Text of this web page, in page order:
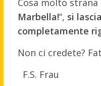
Cosa molto strana
Marbella!“, si
completamente
Non ci credete?
F.S. Frau